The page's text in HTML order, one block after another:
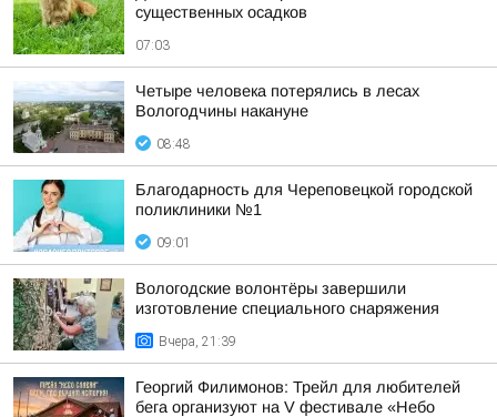
существенных осадков
07:03
Четыре человека потерялись в лесах
Вологодчины накануне
08:48
Благодарность для Череповецкой городской
поликлиники №1
09:01
Вологодские волонтёры завершили
изготовление специального снаряжения
Вчера, 21:39
Георгий Филимонов: Трейл для любителей
бега организуют на V фестивале «Небо